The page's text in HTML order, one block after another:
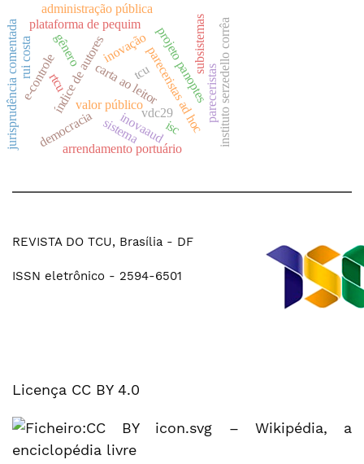
pareceristas ad hoc
índice de autorescarta ao leitor
plataforma de pequim
gênero
administração pública
valor público
inovaaud
projeto panoptes
arrendamento portuário
vdc29
tcu
isc
pareceristas
democracia sistema
subsistemas
rtcu
jurisprudência comentada instituto serzedello corrêa
e-controle
inovação
rui costa
REVISTA DO TCU, Brasília - DF
ISSN eletrônico - 2594-6501
Licença CC BY 4.0